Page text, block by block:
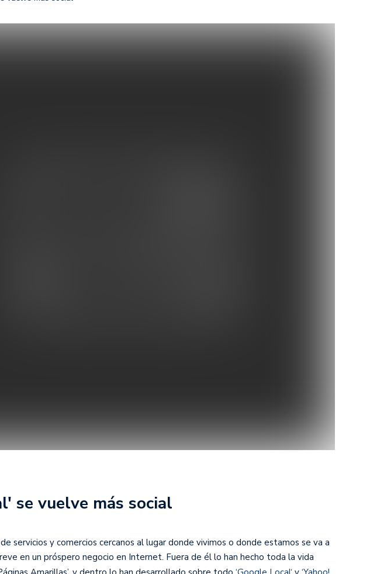
se vuelve más social
servicios y comercios cercanos al lugar donde vivimos o donde estamos se va a
en un próspero negocio en Internet. Fuera de él lo han hecho toda la vida